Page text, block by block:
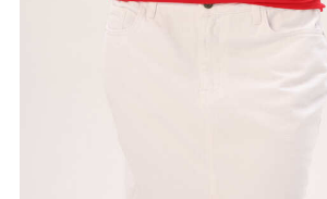
в корзину
Оплачивайте сегодня только
% картой любого банка